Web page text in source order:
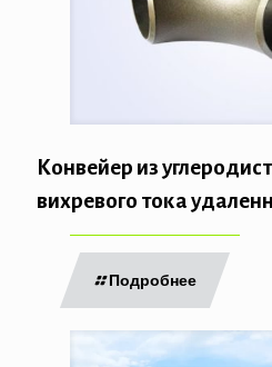
Конвейер из
вихревого тока
Подробнее